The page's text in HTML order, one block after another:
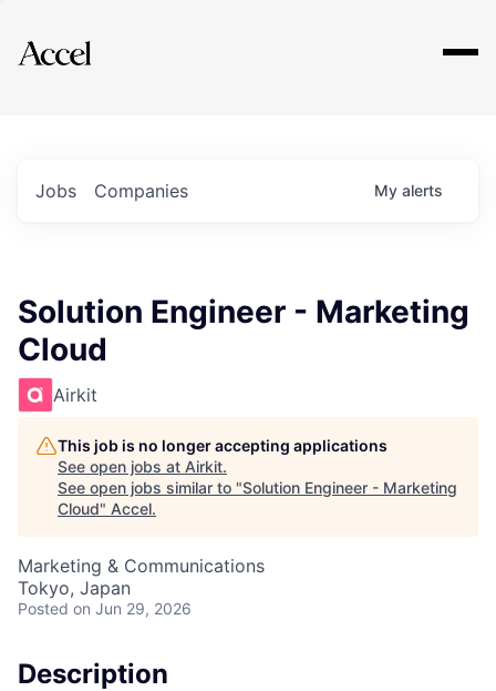
Explore
Jobs Companies My alerts
Solution Engineer - Marketing
Cloud
Airkit
This job is no longer accepting applications
See open jobs at Airkit.
See open jobs similar to "Solution Engineer - Marketing
Cloud" Accel.
Marketing & Communications
Tokyo, Japan
Posted on Jun 29, 2026
Description